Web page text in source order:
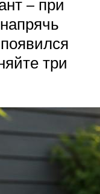
– при
три